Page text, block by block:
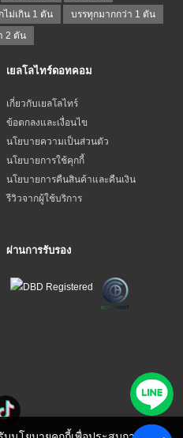
ไม่เกิน 1 ตัน
บรรทุกมากกว่า 1 ตัน
2 ตัน
เยลโลไทร์ดอทคอม
เกี่ยวกับเยลโลไทร์
ข้อตกลงและเงื่อนไข
นโยบายความเป็นส่วนตัว
นโยบายการใช้คุกกี้
นโยบายการคืนสินค้าและคืนเงิน
รีวิวจากผู้ใช้บริการ
ผ่านการรับรอง